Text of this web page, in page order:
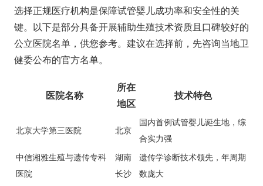
选择正规医疗机构是保障试管婴儿成功率和安全性的关
键。以下是部分具备开展辅助生殖技术资质且口碑较好的
公立医院名单，供您参考。建议在选择前，先咨询当地卫
健委公布的官方名单。
医院名称
所在
地区
技术特色
北京大学第三医院 北京
国内首例试管婴儿诞生地，综
合实力强
中信湘雅生殖与遗传专科
医院
湖南
长沙
遗传学诊断技术领先，年周期
数庞大